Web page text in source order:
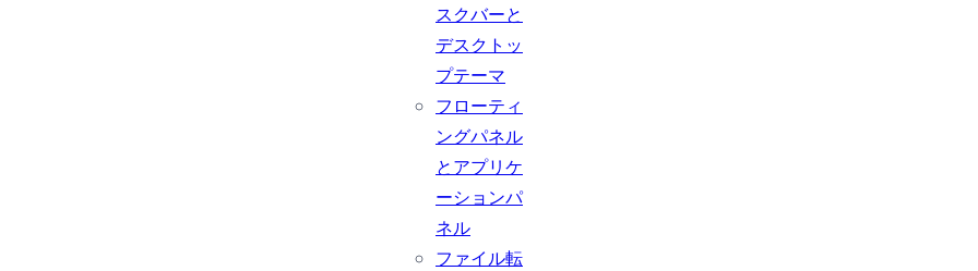
スクバーと
デスクトッ
プテーマ
フローティ
ングパネル
とアプリケ
ーションパ
ネル
ファイル転